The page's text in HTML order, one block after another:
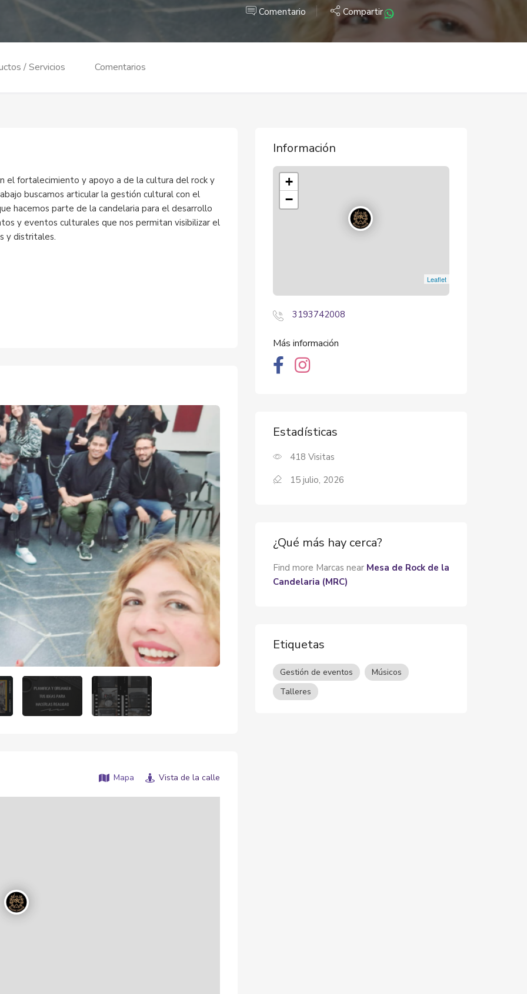
Comentario
Compartir
/ Servicios Comentarios
el fortalecimiento y apoyo a de la cultura del rock y
buscamos articular la gestión cultural con el
hacemos parte de la candelaria para el desarrollo
y eventos culturales que nos permitan visibilizar el
y distritales.
Mapa Vista de la calle
Información
+
−
Leaflet
3193742008
Más información
Estadísticas
418 Visitas
15 julio, 2026
¿Qué más hay cerca?
Find more Marcas near Mesa de Rock de la
Candelaria (MRC)
Etiquetas
Gestión de eventos
Músicos
Talleres